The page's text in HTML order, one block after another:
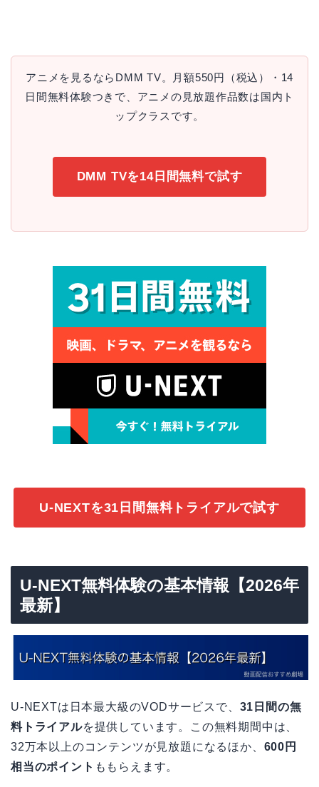
アニメを見るならDMM TV。月額550円（税込）・14
日間無料体験つきで、アニメの見放題作品数は国内ト
ップクラスです。
DMM TVを14日間無料で試す
U-NEXTを31日間無料トライアルで試す
U-NEXT無料体験の基本情報【2026年
最新】
U-NEXTは日本最大級のVODサービスで、 31日間の無
料トライアルを提供しています。この無料期間中は、
32万本以上のコンテンツが見放題になるほか、 600円
相当のポイント ももらえます。